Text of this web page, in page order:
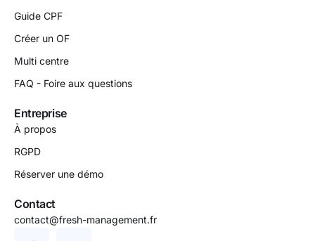
Guide CPF
Créer un OF
Multi centre
FAQ - Foire aux questions
Entreprise
À propos
RGPD
Réserver une démo
Contact
contact@fresh-management.fr